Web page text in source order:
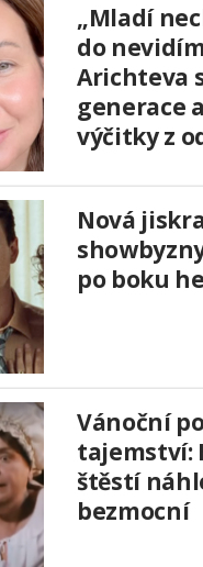
„Mladí
do
Arichteva
generace
výčitky z
Nová
po boku
Vánoční
tajemství:
štěstí
bezmocní